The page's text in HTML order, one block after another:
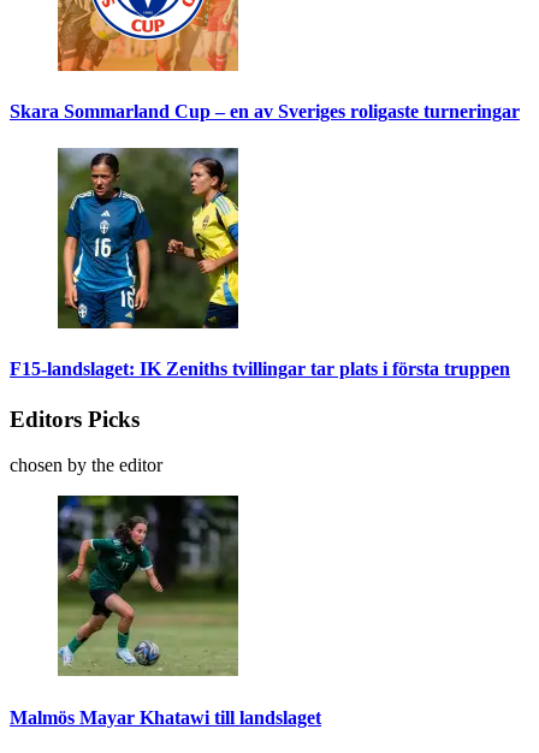
Skara Sommarland Cup – en av Sveriges roligaste turneringar
F15-landslaget: IK Zeniths tvillingar tar plats i första truppen
Editors Picks
chosen by the editor
Malmös Mayar Khatawi till landslaget